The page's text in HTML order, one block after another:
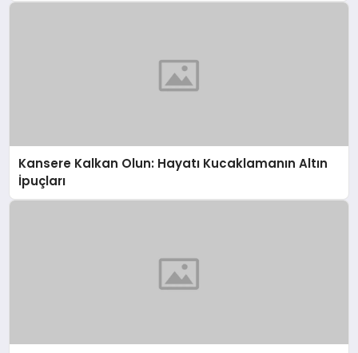
Kansere Kalkan Olun: Hayatı Kucaklamanın Altın
İpuçları